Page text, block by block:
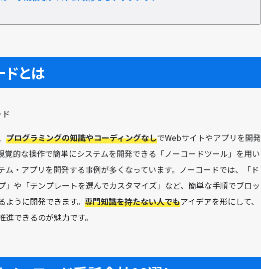
ドとは
プログラミングの知識やコーディングなしでWebサイトやアプリを開発
覚的な操作で簡単にシステムを開発できる「ノーコードツール」を用い
ム・アプリを開発する事例が多くなっています。ノーコードでは、「ド
」や「テンプレートを選んでカスタマイズ」など、簡単な手順でブロッ
ように開発できます。 専門知識を持たない人でもアイデアを形にして、
進できるのが魅力です。